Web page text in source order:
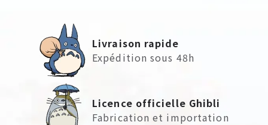
Livraison rapide
Expédition sous 48h
Licence officielle Ghibli
Fabrication et importation